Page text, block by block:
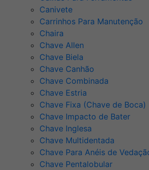
Canivete
Carrinhos Para Manutenção
Chaira
Chave Allen
Chave Biela
Chave Canhão
Chave Combinada
Chave Estria
Chave Fixa (Chave de Boca)
Chave Impacto de Bater
Chave Inglesa
Chave Multidentada
Chave Para Anéis de
Chave Pentalobular